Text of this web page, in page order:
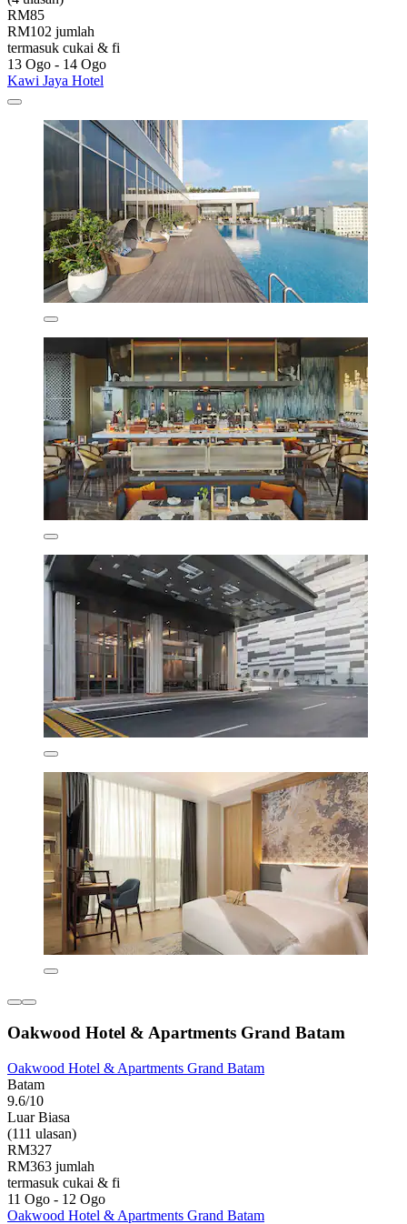
RM85
RM102 jumlah
termasuk cukai & fi
13 Ogo - 14 Ogo
Kawi Jaya Hotel
Oakwood Hotel & Apartments Grand Batam
Oakwood Hotel & Apartments Grand Batam
Batam
9.6/10
Luar Biasa
(111 ulasan)
RM327
RM363 jumlah
termasuk cukai & fi
11 Ogo - 12 Ogo
Oakwood Hotel & Apartments Grand Batam